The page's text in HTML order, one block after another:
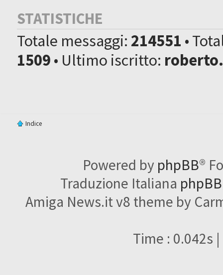
STATISTICHE
Totale messaggi: 214551 •
1509• Ultimo iscritto:
Indice
Powered by phpBB®
Traduzione Italiana
Amiga News.it v8 theme by
Time : 0.042s